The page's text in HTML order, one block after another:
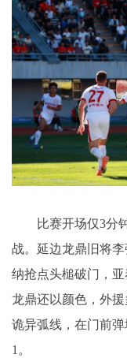
比赛开场仅3分钟
战。延边龙鼎旧将
纳抢点头槌破门，
龙鼎还以颜色，外
诡异弧线，在门前
1。